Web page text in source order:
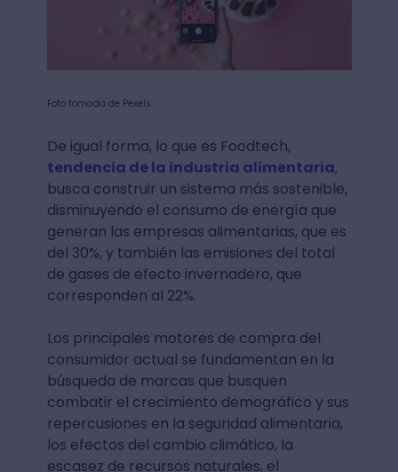
Foto tomada de Pexels.
De igual forma, lo que es Foodtech,
tendencia de la industria alimentaria,
busca construir un sistema más sostenible,
disminuyendo el consumo de energía que
generan las empresas alimentarias, que es
del 30%, y también las emisiones del total
de gases de efecto invernadero, que
corresponden al 22%.
Los principales motores de compra del
consumidor actual se fundamentan en la
búsqueda de marcas que busquen
combatir el crecimiento demográfico y sus
repercusiones en la seguridad alimentaria,
los efectos del cambio climático, la
escasez de recursos naturales, el